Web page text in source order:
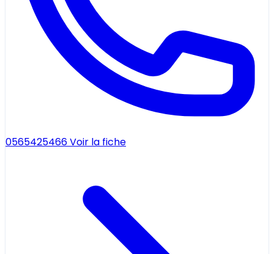
0565425466Voir la fiche